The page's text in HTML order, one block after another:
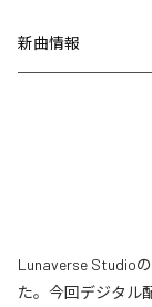
新曲情報
Lunaverse Studio
た。今回デジタル